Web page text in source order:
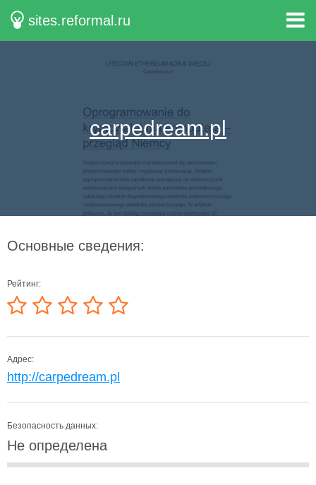
sites.reformal.ru
carpedream.pl
Основные сведения:
Рейтинг:
Адрес:
http://carpedream.pl
Безопасность данных:
Не определена